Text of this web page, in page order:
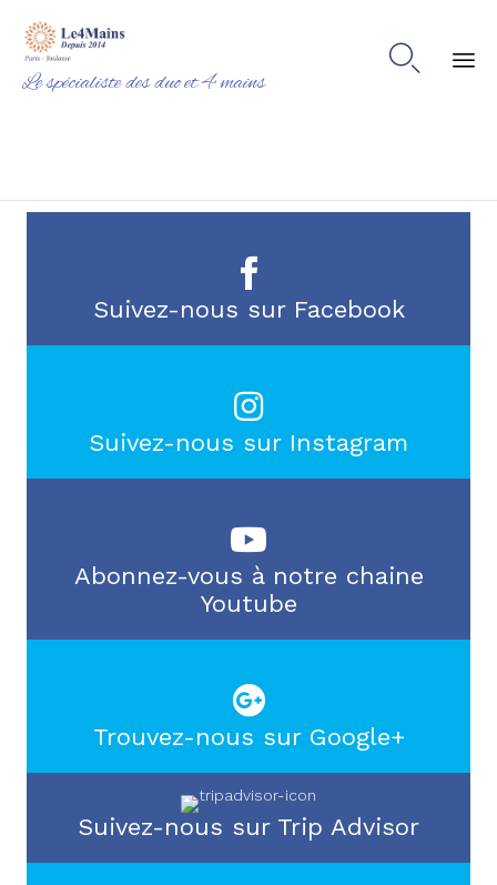
Le spécialiste des duo et 4 mains

Suivez-nous sur Facebook
Suivez-nous sur Instagram
Abonnez-vous à notre chaine
Youtube
Trouvez-nous sur Google+
Suivez-nous sur Trip Advisor